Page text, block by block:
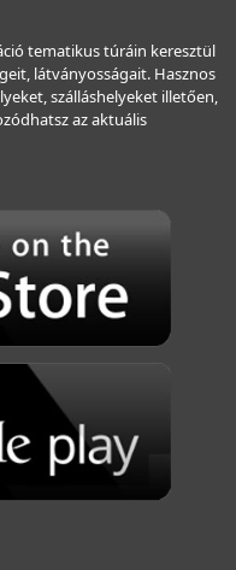
tematikus túráin keresztül
látványosságait. Hasznos
szálláshelyeket illetően,
az aktuális